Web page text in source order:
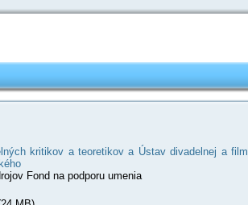
kritikov a teoretikov a Ústav divadelnej a
Fond na podporu umenia